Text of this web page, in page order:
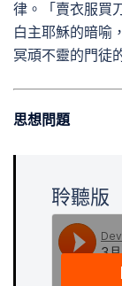
律。「賣衣服買
白主耶穌的暗喻
冥頑不靈的門徒
思想問題
聆聽版